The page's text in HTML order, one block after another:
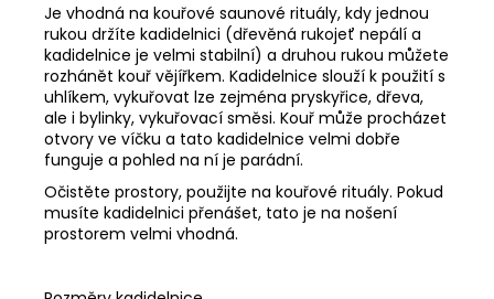
Je vhodná na kouřové saunové rituály, kdy jednou
rukou držíte kadidelnici (dřevěná rukojeť nepálí a
kadidelnice je velmi stabilní) a druhou rukou můžete
rozhánět kouř vějířkem. Kadidelnice slouží k použití s
uhlíkem, vykuřovat lze zejména pryskyřice, dřeva,
ale i bylinky, vykuřovací směsi. Kouř může procházet
otvory ve víčku a tato kadidelnice velmi dobře
funguje a pohled na ní je parádní.
Očistěte prostory, použijte na kouřové rituály. Pokud
musíte kadidelnici přenášet, tato je na nošení
prostorem velmi vhodná.